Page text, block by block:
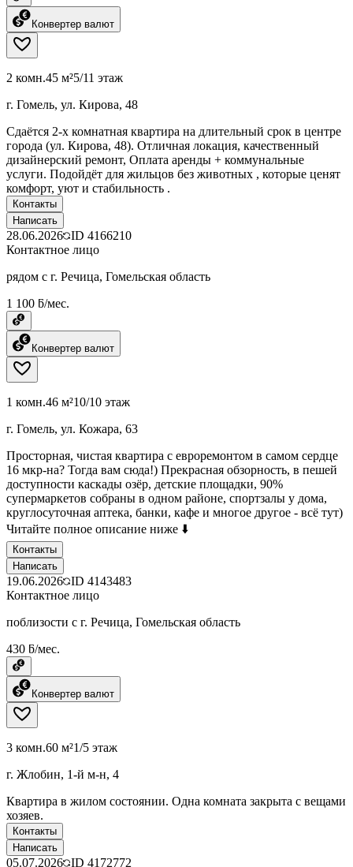
Конвертер валют
2 комн.45 м²5/11 этаж
г. Гомель, ул. Кирова, 48
Сдаётся 2-х комнатная квартира на длительный срок в центре
города (ул. Кирова, 48). Отличная локация, качественный
дизайнерский ремонт, Оплата аренды + коммунальные
услуги. Подойдёт для жильцов без животных , которые ценят
комфорт, уют и стабильность .
Контакты
Написать
28.06.2026 ID 4166210
Контактное лицо
рядом с г. Речица, Гомельская область
1 100 ƃ/мес.
Конвертер валют
1 комн.46 м²10/10 этаж
г. Гомель, ул. Кожара, 63
Просторная, чистая квартира с евроремонтом в самом сердце
16 мкр-на? Тогда вам сюда!) Прекрасная обзорность, в пешей
доступности каскады озёр, детские площадки, 90%
супермаркетов собраны в одном районе, спортзалы у дома,
круглосуточная аптека, банки, кафе и многое другое - всё тут)
Читайте полное описание ниже ⬇️
Контакты
Написать
19.06.2026 ID 4143483
Контактное лицо
поблизости с г. Речица, Гомельская область
430 ƃ/мес.
Конвертер валют
3 комн.60 м²1/5 этаж
г. Жлобин, 1-й м-н, 4
Квартира в жилом состоянии. Одна комната закрыта с вещами
хозяев.
Контакты
Написать
05.07.2026 ID 4172772